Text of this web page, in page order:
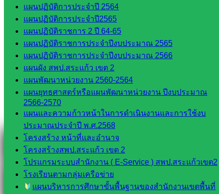
แผนปฏิบัติการประจำปี 2564
แผนปฏิบัติการประจำปี2565
แผนปฏิบัติราชการ 2 ปี 64-65
แผนปฏิบัติราชการประจำปีงบประมาณ 2565
แผนปฏิบัติราชการประจำปีงบประมาณ 2566
แผนผัง สพป.สระแก้ว เขต 2
แผนพัฒนาหน่วยงาน 2560-2564
แผนยุทธศาสตร์หรือแผนพัฒนาหน่วยงาน ปีงบประมาณ
2566-2570
แผนและความก้าวหน้าในการดำเนินงานและการใช้งบ
ประมาณประจำปี พ.ศ.2568
โครงสร้าง หน้าที่และอำนาจ
โครงสร้างสพป.สระแก้ว เขต 2
โปรแกรมระบบสำนักงาน ( E-Service ) สพป.สระแก้วเขต2
โรงเรียนตามกลุ่มเครือข่าย
แผนบริหารการศึกษาขั้นพื้นฐานของสำนักงานเขตพื้นที่
Tel 037-232263:
Messenger
Facebook